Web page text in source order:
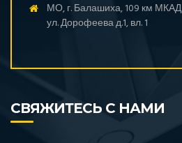
МО, г. Балашиха, 109 км МКАД
ул. Дорофеева д.1, вл. 1
СВЯЖИТЕСЬ С НАМИ